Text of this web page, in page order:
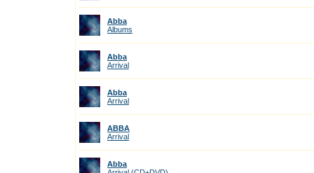
Abba
Albums
Abba
Arrival
Abba
Arrival
ABBA
Arrival
Abba